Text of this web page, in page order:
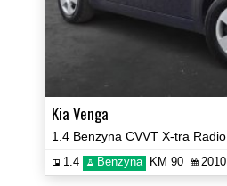
Kia Venga
1.4 Benzyna KM 90 2010